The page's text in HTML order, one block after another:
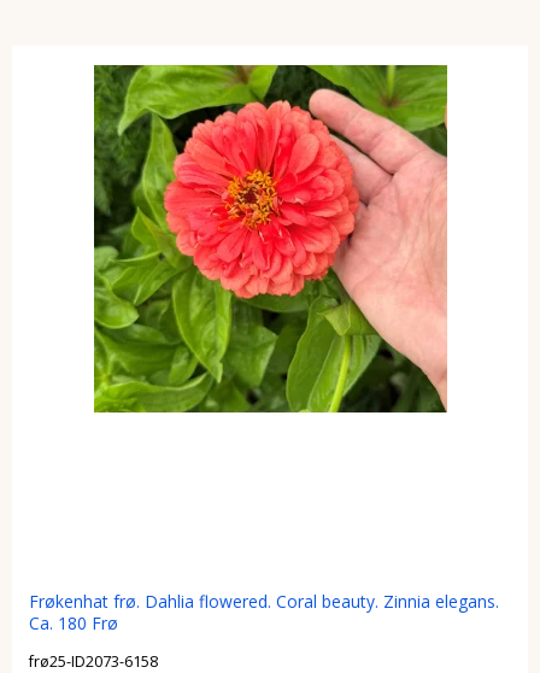
Frøkenhat frø. Dahlia flowered. Coral beauty. Zinnia elegans.
Ca. 180 Frø
frø25-ID2073-6158